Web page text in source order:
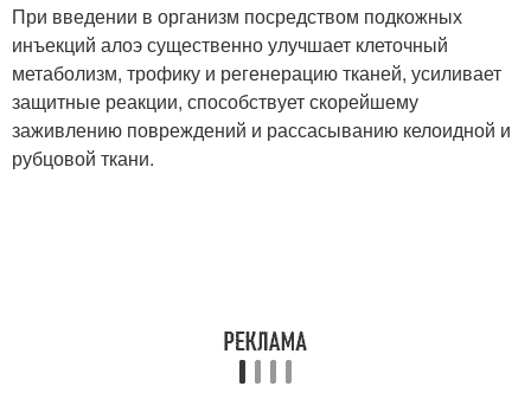
При введении в организм посредством подкожных
инъекций алоэ существенно улучшает клеточный
метаболизм, трофику и регенерацию тканей, усиливает
защитные реакции, способствует скорейшему
заживлению повреждений и рассасыванию келоидной и
рубцовой ткани.